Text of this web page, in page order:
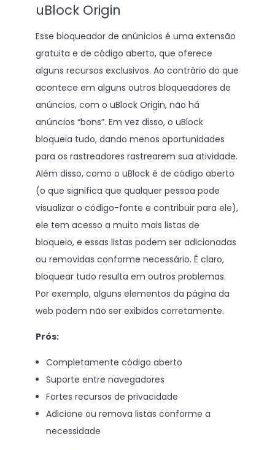
uBlock Origin
Esse bloqueador de anúnicios é uma extensão
gratuita e de código aberto, que oferece
alguns recursos exclusivos. Ao contrário do que
acontece em alguns outros bloqueadores de
anúncios, com o uBlock Origin, não há
anúncios “bons”. Em vez disso, o uBlock
bloqueia tudo, dando menos oportunidades
para os rastreadores rastrearem sua atividade.
Além disso, como o uBlock é de código aberto
(o que significa que qualquer pessoa pode
visualizar o código-fonte e contribuir para ele),
ele tem acesso a muito mais listas de
bloqueio, e essas listas podem ser adicionadas
ou removidas conforme necessário. É claro,
bloquear tudo resulta em outros problemas.
Por exemplo, alguns elementos da página da
web podem não ser exibidos corretamente.
Prós:
Completamente código aberto
Suporte entre navegadores
Fortes recursos de privacidade
Adicione ou remova listas conforme a
necessidade